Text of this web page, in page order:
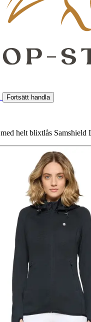
Fortsätt handla
helt blixtlås Samshield